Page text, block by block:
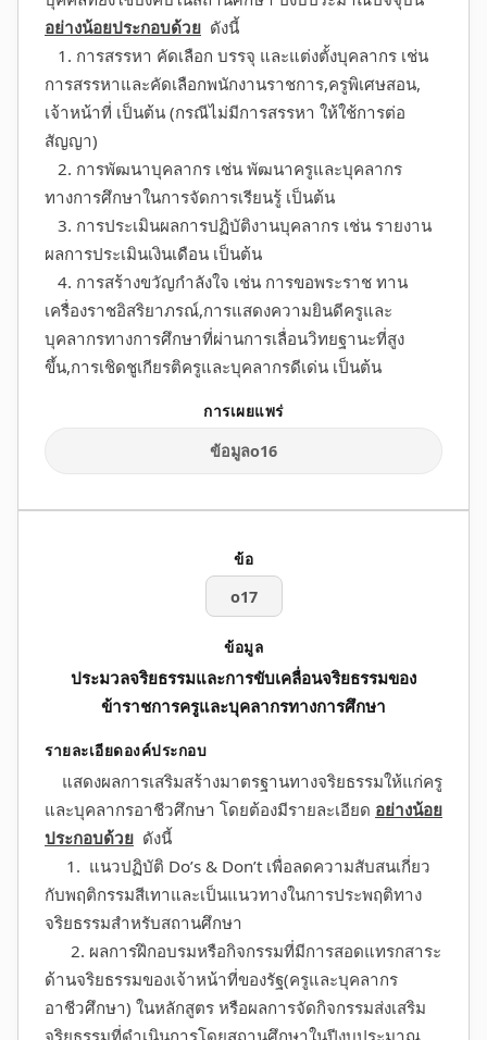
อย่างน้อยประกอบด้วย ดังนี้
1. การสรรหา คัดเลือก บรรจุ และแต่งตั้งบุคลากร เช่น
การสรรหาและคัดเลือกพนักงานราชการ,ครูพิเศษสอน,
เจ้าหน้าที่ เป็นต้น (กรณีไม่มีการสรรหา ให้ใช้การต่อ
สัญญา)
2. การพัฒนาบุคลากร เช่น พัฒนาครูและบุคลากร
ทางการศึกษาในการจัดการเรียนรู้ เป็นต้น
3. การประเมินผลการปฏิบัติงานบุคลากร เช่น รายงาน
ผลการประเมินเงินเดือน เป็นต้น
4. การสร้างขวัญกำลังใจ เช่น การขอพระราช ทาน
เครื่องราชอิสริยาภรณ์,การแสดงความยินดีครูและ
บุคลากรทางการศึกษาที่ผ่านการเลื่อนวิทยฐานะที่สูง
ขึ้น,การเชิดชูเกียรติครูและบุคลากรดีเด่น เป็นต้น
ข้อมูลo16
o17
ประมวลจริยธรรมและการขับเคลื่อนจริยธรรมของ
ข้าราชการครูและบุคลากรทางการศึกษา
แสดงผลการเสริมสร้างมาตรฐานทางจริยธรรมให้แก่ครู
และบุคลากรอาชีวศึกษา โดยต้องมีรายละเอียด อย่างน้อย
ประกอบด้วย ดังนี้
1. แนวปฏิบัติ Do’s & Don’t เพื่อลดความสับสนเกี่ยว
กับพฤติกรรมสีเทาและเป็นแนวทางในการประพฤติทาง
จริยธรรมสำหรับสถานศึกษา
2. ผลการฝึกอบรมหรือกิจกรรมที่มีการสอดแทรกสาระ
ด้านจริยธรรมของเจ้าหน้าที่ของรัฐ(ครูและบุคลากร
อาชีวศึกษา) ในหลักสูตร หรือผลการจัดกิจกรรมส่งเสริม